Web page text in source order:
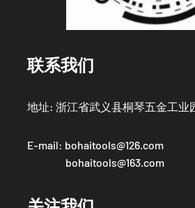
联系我们
地址: 浙江省武义县桐琴五金工业
E-mail: bohaitools@126.com
bohaitools@163.com